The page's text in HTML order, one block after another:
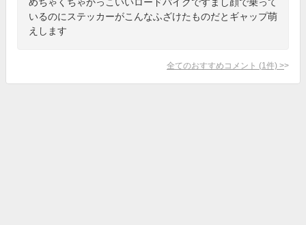
いるのにステッカーがこんなふざけたものだとギャップ萌
えします
全てのおすすめコメント (1 件) >